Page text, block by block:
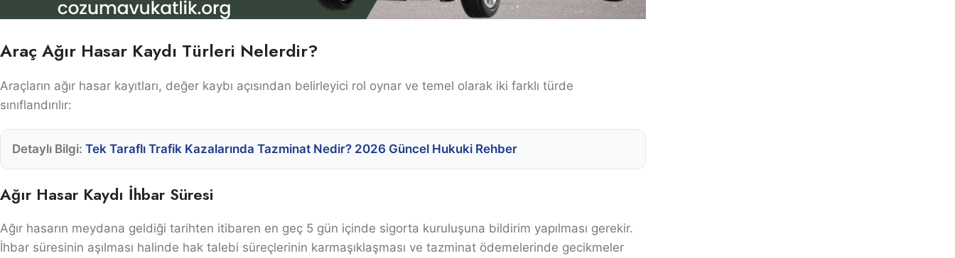
Araç Ağır Hasar Kaydı Türleri Nelerdir?
Araçların ağır hasar kayıtları, değer kaybı açısından belirleyici rol oynar ve temel olarak iki farklı türde
sınıflandırılır:
Detaylı Bilgi: Tek Taraflı Trafik Kazalarında Tazminat Nedir? 2026 Güncel Hukuki Rehber
Ağır Hasar Kaydı İhbar Süresi
Ağır hasarın meydana geldiği tarihten itibaren en geç 5 gün içinde sigorta kuruluşuna bildirim yapılması gerekir.
İhbar süresinin aşılması halinde hak talebi süreçlerinin karmaşıklaşması ve tazminat ödemelerinde gecikmeler